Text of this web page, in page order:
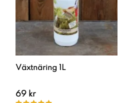
Växtnäring 1L
69 kr